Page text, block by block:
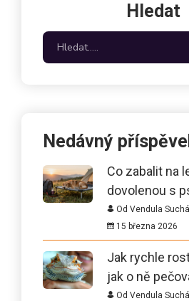
Hledat
Nedávný
Co zabalit na
dovolenou s
Od Vendula
15 března 2026
Jak rychle
jak o ně
Od Vendula